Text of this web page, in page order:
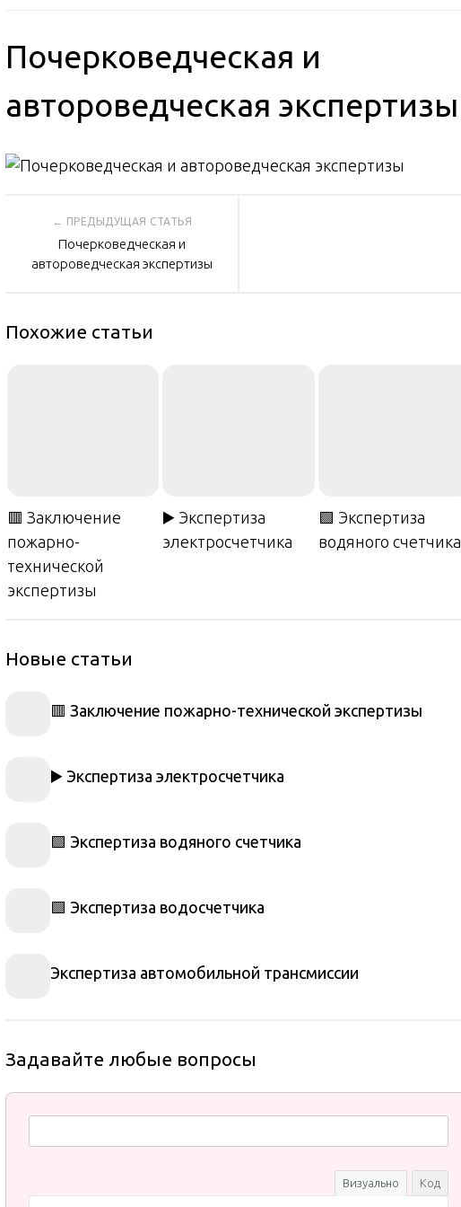
Почерковедческая и
автороведческая экспертизы
Навигация
Почерковедческая и
автороведческая экспертизы
Похожие статьи
🟥 Заключение
пожарно-
технической
экспертизы
▶️ Экспертиза
электросчетчика
🟩 Экспертиза
водяного счетчика
Новые статьи
🟥 Заключение пожарно-технической экспертизы
▶️ Экспертиза электросчетчика
🟩 Экспертиза водяного счетчика
🟩 Экспертиза водосчетчика
Экспертиза автомобильной трансмиссии
Задавайте любые вопросы
Визуально Код